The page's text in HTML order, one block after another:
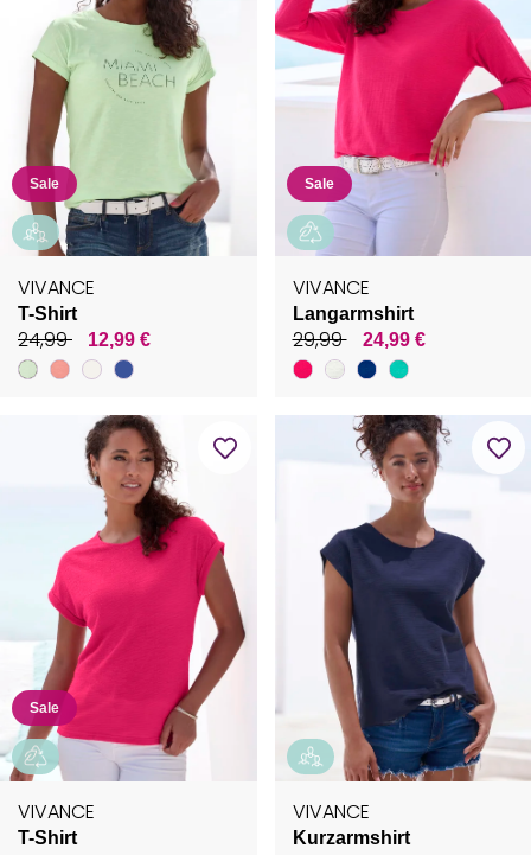
Sale
VIVANCE
T-Shirt
24,99 12,99 €
Sale
VIVANCE
Langarmshirt
29,99 24,99 €
Sale
VIVANCE
T-Shirt
VIVANCE
Kurzarmshirt